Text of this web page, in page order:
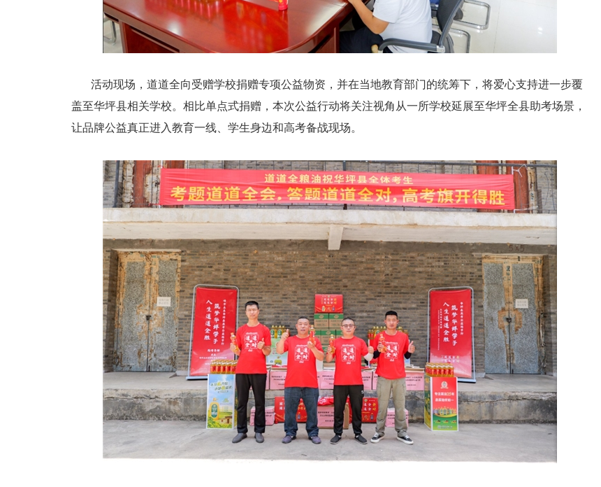
活动现场，道道全向受赠学校捐赠专项公益物资，并在当地教育部门的统筹下，将爱心支持进一步覆
盖至华坪县相关学校。相比单点式捐赠，本次公益行动将关注视角从一所学校延展至华坪全县助考场景，
让品牌公益真正进入教育一线、学生身边和高考备战现场。